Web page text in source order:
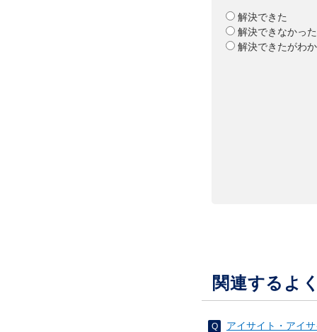
解決できた
解決できなかった
解決できたがわ
関連するよ
アイサイト・アイ